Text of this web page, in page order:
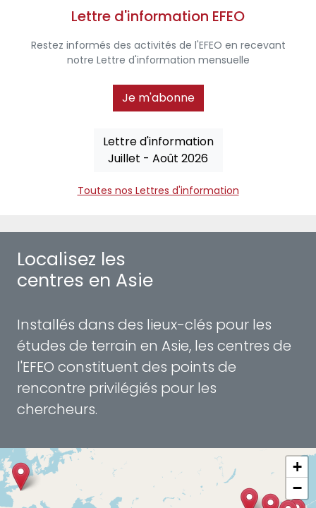
Lettre d'information EFEO
Restez informés des activités de l'EFEO en recevant
notre Lettre d'information mensuelle
Je m'abonne
Lettre d'information
Juillet - Août 2026
Toutes nos Lettres d'information
Localisez les
centres en Asie
Installés dans des lieux-clés pour les
études de terrain en Asie, les centres de
l'EFEO constituent des points de
rencontre privilégiés pour les
chercheurs.
+
−